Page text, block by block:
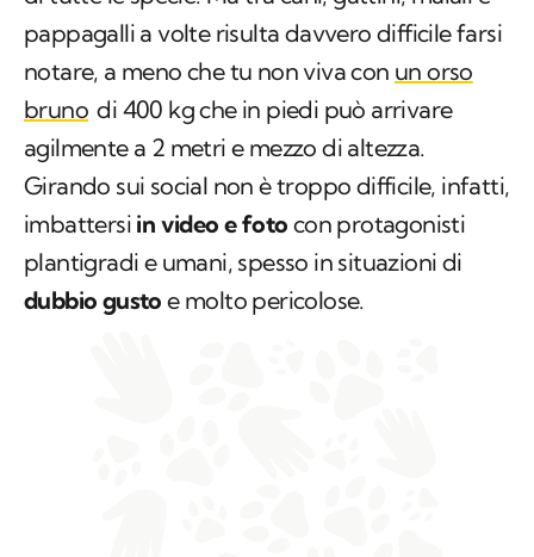
pappagalli a volte risulta davvero difficile farsi
notare, a meno che tu non viva con un orso
bruno di 400 kg che in piedi può arrivare
agilmente a 2 metri e mezzo di altezza.
Girando sui social non è troppo difficile, infatti,
imbattersi in video e foto con protagonisti
plantigradi e umani, spesso in situazioni di
dubbio gusto e molto pericolose.